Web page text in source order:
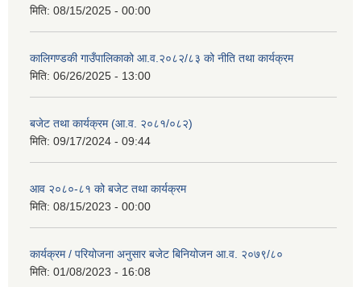
मिति: 08/15/2025 - 00:00
कालिगण्डकी गाउँपालिकाको आ.व.२०८२/८३ को नीति तथा कार्यक्रम
मिति: 06/26/2025 - 13:00
बजेट तथा कार्यक्रम (आ.व. २०८१/०८२)
मिति: 09/17/2024 - 09:44
आव २०८०-८१ को बजेट तथा कार्यक्रम
मिति: 08/15/2023 - 00:00
कार्यक्रम / परियोजना अनुसार बजेट बिनियोजन आ.व. २०७९/८०
मिति: 01/08/2023 - 16:08